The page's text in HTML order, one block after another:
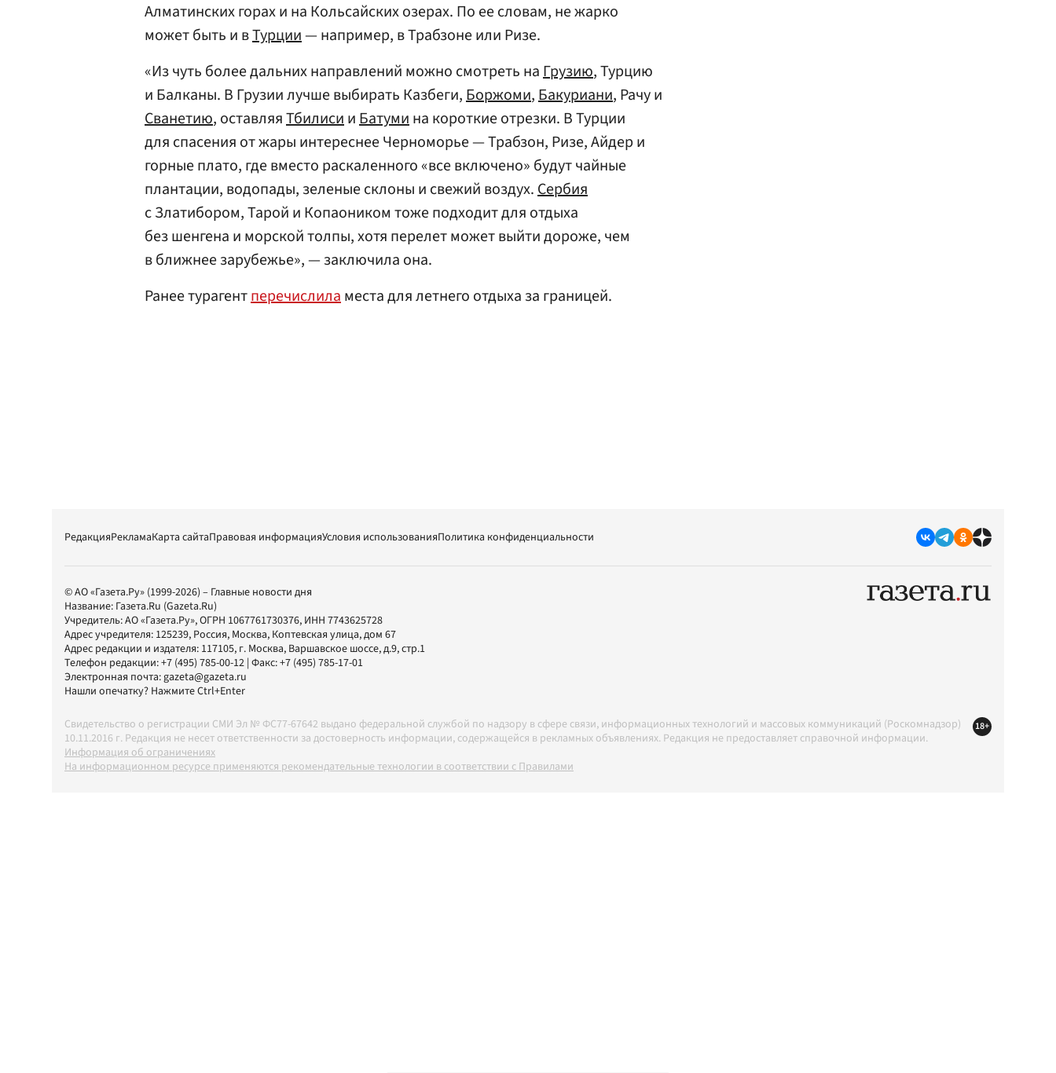
Алматинских горах и на Кольсайских озерах. По ее словам, не жарко
может быть и вТурции— например, в Трабзоне или Ризе.
«Из чуть более дальних направлений можно смотреть наГрузию, Турцию
и Балканы. В Грузии лучше выбирать Казбеги,Боржоми,Бакуриани, Рачу и
Сванетию, оставляяТбилисииБатумина короткие отрезки. В Турции
для спасения от жары интереснее Черноморье — Трабзон, Ризе, Айдер и
горные плато, где вместо раскаленного «все включено» будут чайные
плантации, водопады, зеленые склоны и свежий воздух.Сербия
с Златибором, Тарой и Копаоником тоже подходит для отдыха
без шенгена и морской толпы, хотя перелет может выйти дороже, чем
в ближнее зарубежье», — заключила она.
Ранее турагентперечислиламеста для летнего отдыха за границей.
РедакцияРекламаКарта сайтаПравовая информацияУсловия использованияПолитика конфиденциальности
© АО «Газета.Ру» (1999-2026) – Главные новости дня
Название: Газета.Ru (Gazeta.Ru)
Учредитель:АО «Газета.Ру», ОГРН 1067761730376, ИНН 7743625728
Адрес учредителя: 125239, Россия, Москва, Коптевская улица, дом 67
Адрес редакции и издателя: 117105, г. Москва, Варшавское шоссе, д.9, стр.1
Телефон редакции:+7 (495) 785-00-12 | Факс:+7 (495) 785-17-01
Электронная почта:gazeta@gazeta.ru
Нашли опечатку? Нажмите Ctrl+Enter
Свидетельство о регистрации СМИ Эл № ФС77-67642 выдано федеральной службой по надзору в сфере связи, информационных технологий и массовых коммуникаций (Роскомнадзор)
10.11.2016 г. Редакция не несет ответственности за достоверность информации, содержащейся в рекламных объявлениях. Редакция не предоставляет справочной информации.
Информация об ограничениях
На информационном ресурсе применяются рекомендательные технологии в соответствии с Правилами
18+